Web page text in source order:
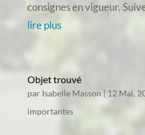
consignes en vigueur.
lire plus
Objet trouvé
par Isabelle Masson| 12 Mai,
importantes